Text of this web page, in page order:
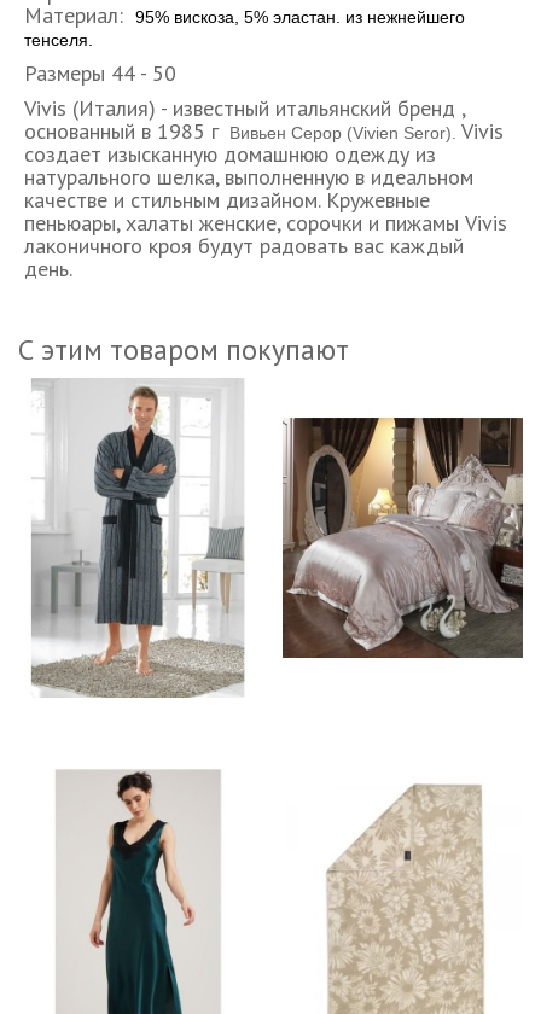
Материал:
95% вискоза, 5% эластан. из нежнейшего
тенселя.
Размеры 44 - 50
Vivis (Италия) - известный итальянский бренд ,
основанный в 1985 г Вивьен Серор (Vivien Seror). Vivis
создает изысканную домашнюю одежду из
натурального шелка, выполненную в идеальном
качестве и стильным дизайном. Кружевные
пеньюары, халаты женские, сорочки и пижамы Vivis
лаконичного кроя будут радовать вас каждый
день.
С этим товаром покупают